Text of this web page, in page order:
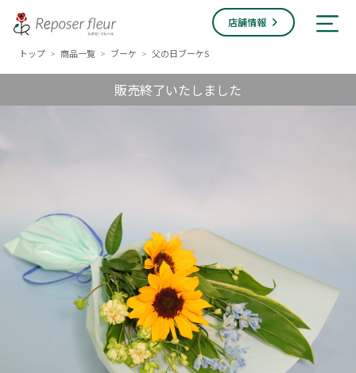
店舗情報
トップ > 商品一覧 > ブーケ > 父の日ブーケS
販売終了いたしました